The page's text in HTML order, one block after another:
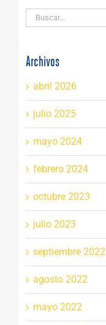
Buscar:
Archivos
abril 2026
julio 2025
mayo 2024
febrero 2024
octubre 2023
julio 2023
septiembre 2022
agosto 2022
mayo 2022